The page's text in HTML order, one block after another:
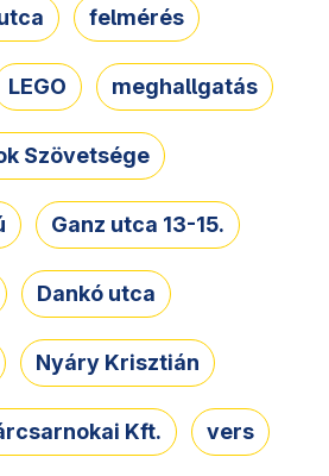
felmérés
LEGO meghallgatás
Szövetsége
Ganz utca 13-15.
Dankó utca
Nyáry Krisztián
Kft. vers